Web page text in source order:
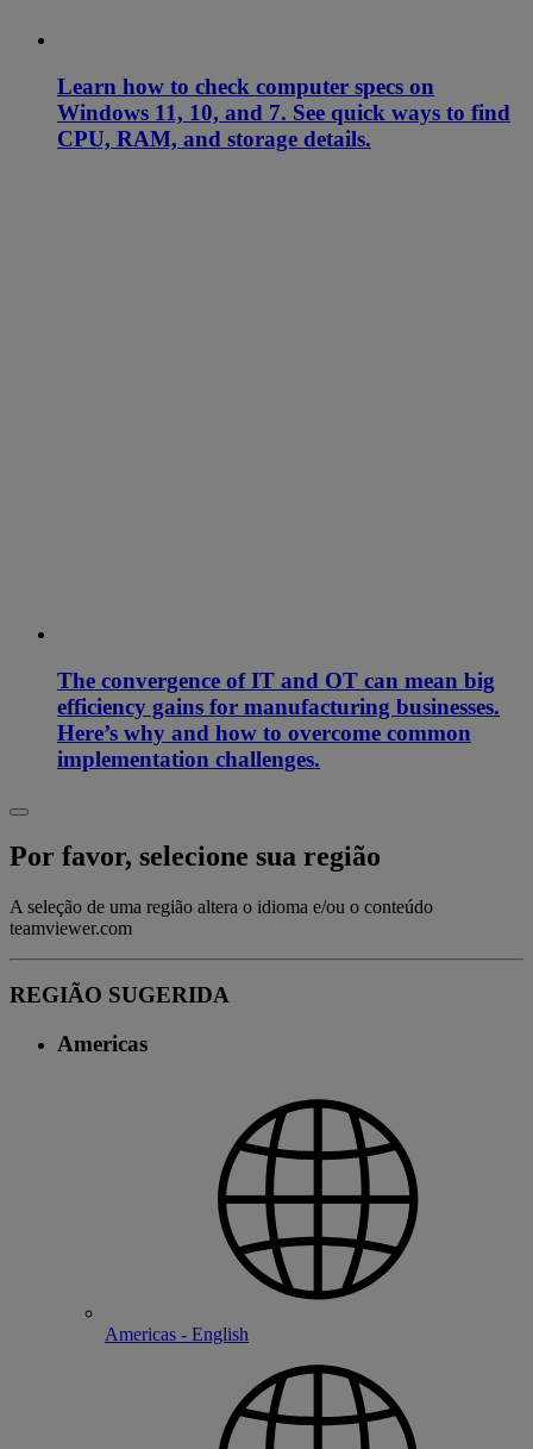
Learn how to check computer specs on
Windows 11, 10, and 7. See quick ways to find
CPU, RAM, and storage details.
The convergence of IT and OT can mean big
efficiency gains for manufacturing businesses.
Here’s why and how to overcome common
implementation challenges.
Por favor, selecione sua região
A seleção de uma região altera o idioma e/ou o conteúdo
teamviewer.com
REGIÃO SUGERIDA
Americas
Americas - English